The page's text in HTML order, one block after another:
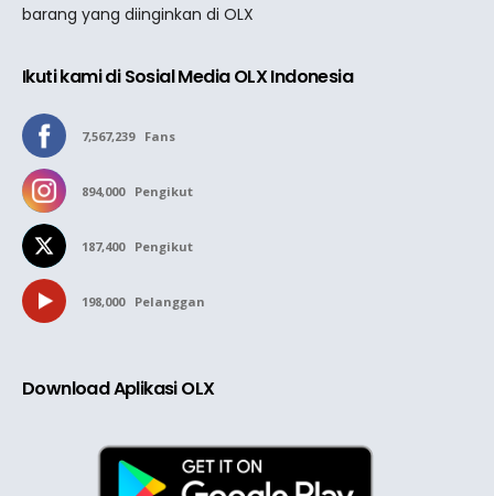
barang yang diinginkan di OLX
Ikuti kami di Sosial Media OLX Indonesia
7,567,239 Fans
894,000 Pengikut
187,400 Pengikut
198,000 Pelanggan
Download Aplikasi OLX